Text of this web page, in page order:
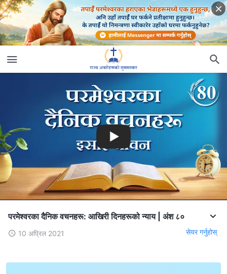
परमेश्‍वरका दैनिक वचनहरू: आखिरी दिनहरूको न्याय | अंश ८०
10 अप्रिल 2021 सेयर गर्नुहोस्